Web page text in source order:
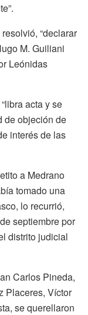
“declarar
M. Guiliani
Leónidas
acta y se
de objeción de
interés de las
a Medrano
tomado una
lo recurrió,
septiembre por
distrito judicial
Carlos Pineda,
Placeres, Víctor
se querellaron